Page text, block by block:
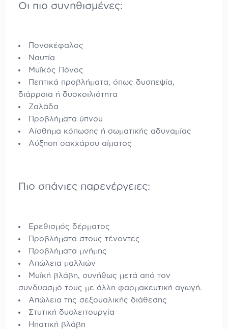
Οι πιο συνηθισμένες:
Πονοκέφαλος
Ναυτία
Μυϊκός Πόνος
Πεπτικά προβλήματα, όπως δυσπεψία,
διάρροια ή δυσκοιλιότητα
Ζαλάδα
Προβλήματα ύπνου
Αίσθημα κόπωσης ή σωματικής αδυναμίας
Αύξηση σακχάρου αίματος
Πιο σπάνιες παρενέργειες:
Ερεθισμός δέρματος
Προβλήματα στους τένοντες
Προβλήματα μνήμης
Απώλεια μαλλιών
Μυϊκή βλάβη, συνήθως μετά από τον
συνδυασμό τους με άλλη φαρμακευτική αγωγή.
Απώλεια της σεξουαλικής διάθεσης
Στυτική δυσλειτουργία
Ηπατική βλάβη